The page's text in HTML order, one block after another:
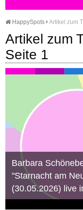
HappySpots Artikel zum
Artikel zum
Seite 1
Barbara
"Starnacht am
(30.05.2026) live